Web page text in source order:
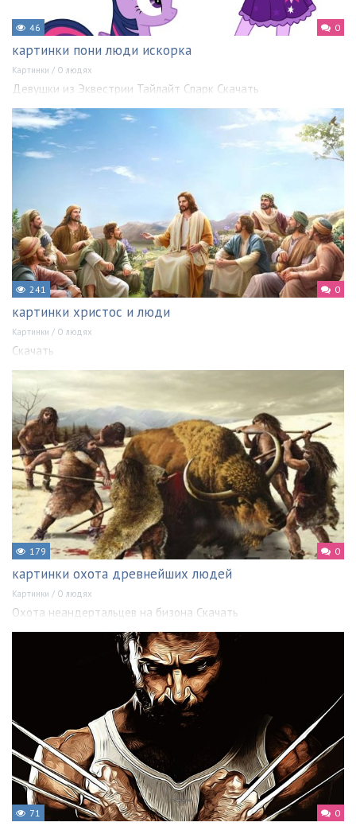
46 0
картинки пони люди искорка
Картинки / О людях
Девушки из Эквестрии Тайлайт Спарк Скачать
241 0
картинки христос и люди
Картинки / О людях
Скачать
179 0
картинки охота древнейших людей
Картинки / О людях
Охота неандертальцев на бизона Скачать
71 0